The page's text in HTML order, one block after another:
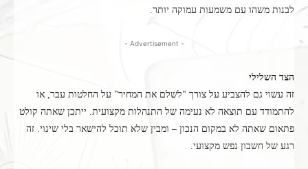
לבנות משהו עם משמעות עמוקה יותר.
- Advertisement -
הצד השלילי
זה עשוי גם להצביע על צורך "לשלם את המחיר" על החלטות עבר, או
להתמודד עם תוצאה לא נעימה של התנהלות מקצועית. ייתכן שאתה קולט
פתאום שאתה לא במקום הנכון – ומבין שלא תוכל להישאר בלי שינוי. זה
רגע של חשבון נפש מקצועי.